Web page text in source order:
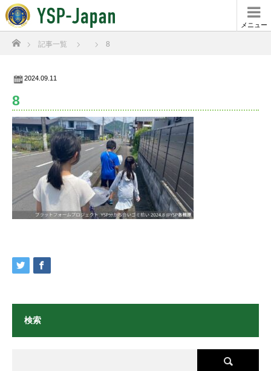
メニュー
ホーム
記事一覧 8
2024.09.11
8
検索